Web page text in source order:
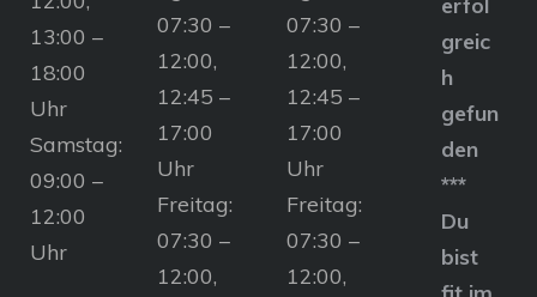
13:00 –
18:00
Uhr
Samstag:
09:00 –
12:00
Uhr
07:30 –
12:00,
12:45 –
17:00
Uhr
Freitag:
07:30 –
12:00,
07:30 –
12:00,
12:45 –
17:00
Uhr
Freitag:
07:30 –
12:00,
greic
h
gefun
den
***
Du
bist